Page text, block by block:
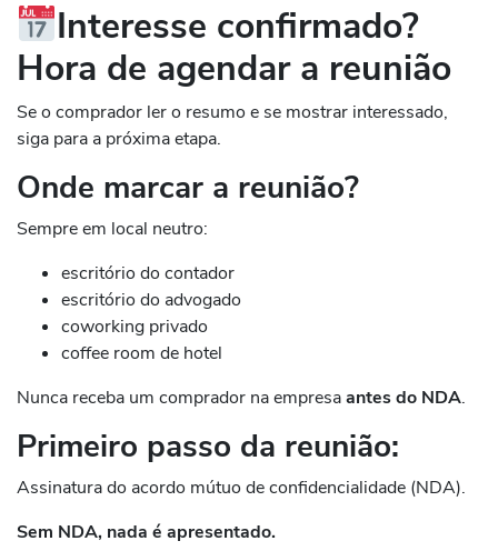
Interesse confirmado?
Hora de agendar a reunião
Se o comprador ler o resumo e se mostrar interessado,
siga para a próxima etapa.
Onde marcar a reunião?
Sempre em local neutro:
escritório do contador
escritório do advogado
coworking privado
coffee room de hotel
Nunca receba um comprador na empresaantes do NDA.
Primeiro passo da reunião:
Assinatura do acordo mútuo de confidencialidade (NDA).
Sem NDA, nada é apresentado.